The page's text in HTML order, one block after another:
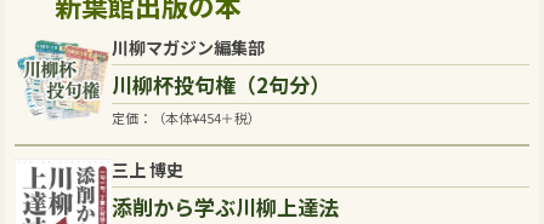
川柳マガジン編集部
川柳杯投句権（2句分）
定価：（本体¥454＋税）
三上 博史
添削から学ぶ川柳上達法